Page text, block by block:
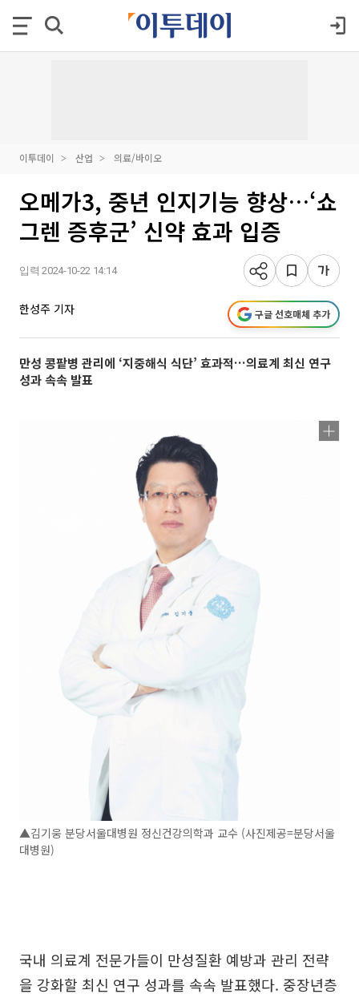
이투데이 산업 의료/바이오
오메가3, 중년 인지기능 향상…‘쇼
그렌 증후군’ 신약 효과 입증
입력 2024-10-22 14:14
한성주 기자 구글 선호매체 추가
만성 콩팥병 관리에 ‘지중해식 식단’ 효과적…의료계 최신 연구
성과 속속 발표
▲김기웅 분당서울대병원 정신건강의학과 교수 (사진제공=분당서울
대병원)
국내 의료계 전문가들이 만성질환 예방과 관리 전략
을 강화할 최신 연구 성과를 속속 발표했다. 중장년층